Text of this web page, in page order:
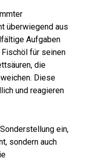
überwiegend aus
Aufgaben
für seinen
die
Diese
und reagieren
ein,
sondern auch